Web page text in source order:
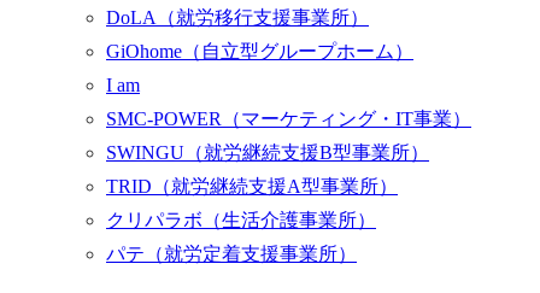
DoLA （就労移行支援事業所）
GiOhome （自立型グループホーム）
I am
SMC-POWER （マーケティング・IT事業）
SWINGU （就労継続支援B型事業所）
TRID （就労継続支援A型事業所）
クリパラボ （生活介護事業所）
パテ （就労定着支援事業所）